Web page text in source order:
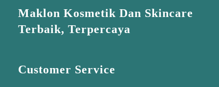
Maklon Kosmetik Dan Skincare
Terbaik, Terpercaya
Customer Service